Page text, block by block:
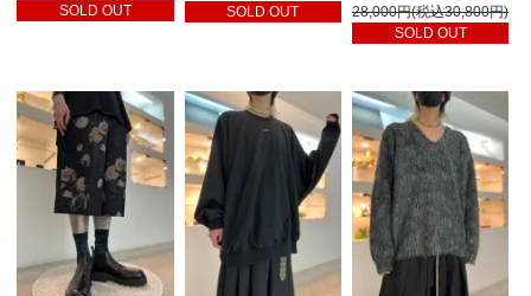
SOLD OUT
SOLD OUT
28,000円(税込30,800円)
SOLD OUT